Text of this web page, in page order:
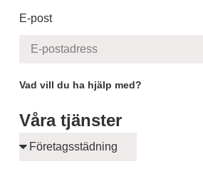
E-post
Vad vill du ha hjälp med?
Våra tjänster